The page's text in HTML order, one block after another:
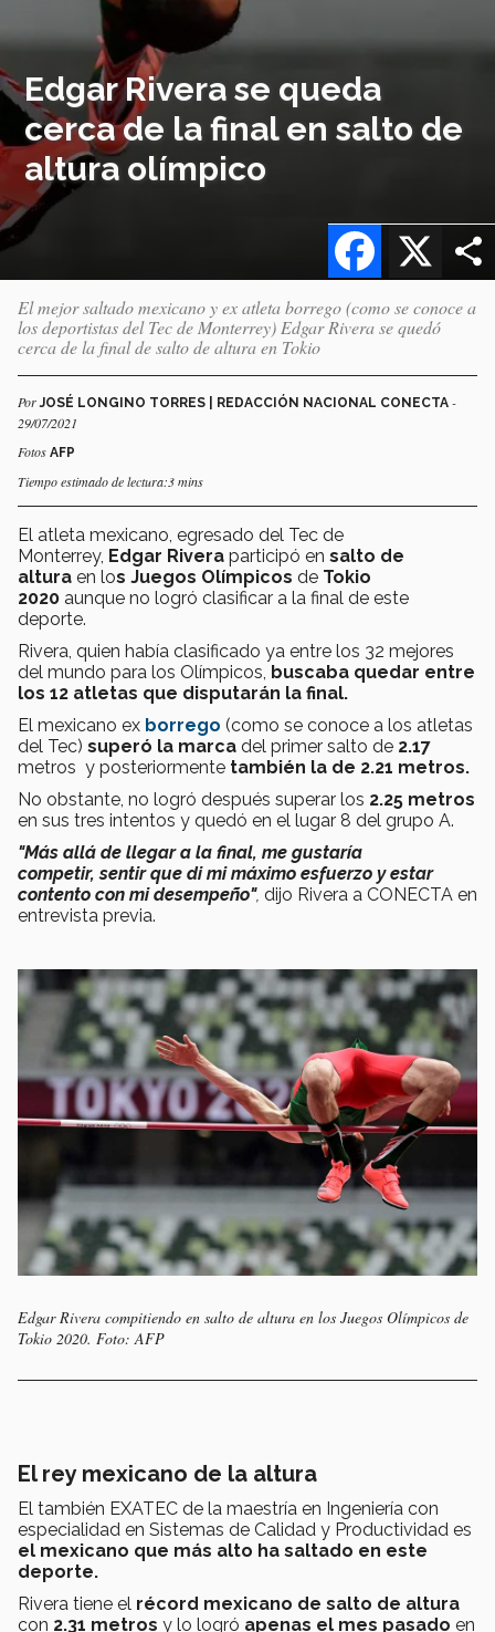
Edgar Rivera se queda
cerca de la final en salto de
altura olímpico
X
Facebook
El mejor saltado mexicano y ex atleta borrego (como se conoce a
los deportistas del Tec de Monterrey) Edgar Rivera se quedó
cerca de la final de salto de altura en Tokio
PorJOSÉ LONGINO TORRES | REDACCIÓN NACIONAL CONECTA -
29/07/2021
Fotos AFP
Tiempo estimado de lectura:3 mins
El atleta mexicano, egresado del Tec de
Monterrey, Edgar Rivera participó en salto de
altura en los Juegos Olímpicos de Tokio
2020 aunque no logró clasificar a la final de este
deporte.
Rivera, quien había clasificado ya entre los 32 mejores
del mundo para los Olímpicos, buscaba quedar entre
los 12 atletas que disputarán la final.
El mexicano ex borrego (como se conoce a los atletas
del Tec) superó la marca del primer salto de 2.17
metros y posteriormente también la de 2.21 metros.
No obstante, no logró después superar los 2.25 metros
en sus tres intentos y quedó en el lugar 8 del grupo A.
"Más allá de llegar a la final, me gustaría
competir, sentir que di mi máximo esfuerzo y estar
contento con mi desempeño", dijo Rivera a CONECTA en
entrevista previa.
Edgar Rivera compitiendo en salto de altura en los Juegos Olímpicos de
Tokio 2020. Foto: AFP
El rey mexicano de la altura
El también EXATEC de la maestría en Ingeniería con
especialidad en Sistemas de Calidad y Productividad es
el mexicano que más alto ha saltado en este
deporte.
Rivera tiene el récord mexicano de salto de altura
con 2.31 metros y lo logró apenas el mes pasado en